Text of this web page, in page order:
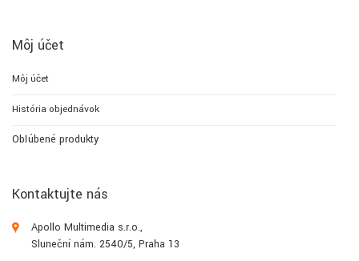
Môj účet
Môj účet
História objednávok
Obľúbené produkty
Kontaktujte nás
Apollo Multimedia s.r.o.,
Sluneční nám. 2540/5, Praha 13